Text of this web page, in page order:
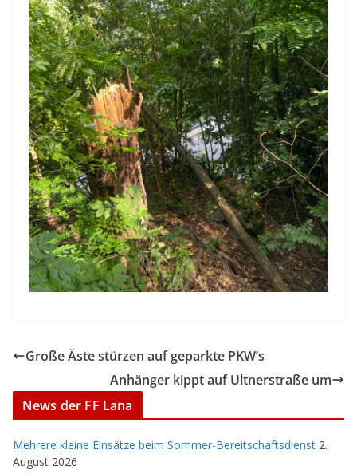
Große Äste stürzen auf geparkte PKW’s
Anhänger kippt auf Ultnerstraße um
News der FF Lana
Mehrere kleine Einsätze beim Sommer-Bereitschaftsdienst 2.
August 2026